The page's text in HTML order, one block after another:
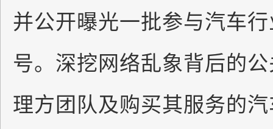
并公开曝光一批参与汽车
号。深挖网络乱象背后的
理方团队及购买其服务的